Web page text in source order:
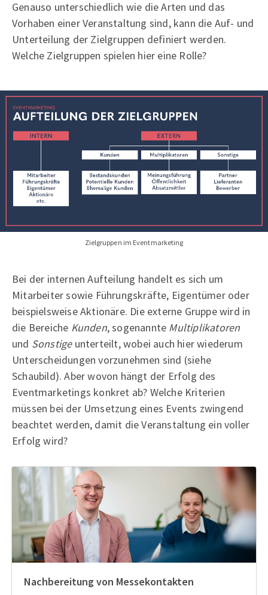
Genauso unterschiedlich wie die Arten und das
Vorhaben einer Veranstaltung sind, kann die Auf- und
Unterteilung der Zielgruppen definiert werden.
Welche Zielgruppen spielen hier eine Rolle?
Zielgruppen im Eventmarketing
Bei der internen Aufteilung handelt es sich um
Mitarbeiter sowie Führungskräfte, Eigentümer oder
beispielsweise Aktionäre. Die externe Gruppe wird in
die Bereiche Kunden, sogenannte Multiplikatoren
und Sonstigeunterteilt, wobei auch hier wiederum
Unterscheidungen vorzunehmen sind (siehe
Schaubild). Aber wovon hängt der Erfolg des
Eventmarketings konkret ab? Welche Kriterien
müssen bei der Umsetzung eines Events zwingend
beachtet werden, damit die Veranstaltung ein voller
Erfolg wird?
Nachbereitung von Messekontakten